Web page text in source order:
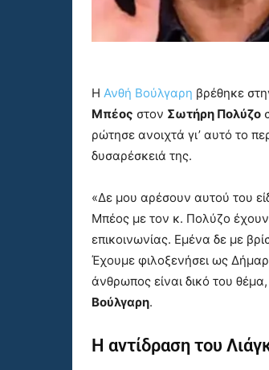
Η Ανθή Βούλγαρη βρέθηκε
Μπέος στον Σωτήρη Πολύζο
ρώτησε ανοιχτά γι’ αυτό το
δυσαρέσκειά της.
«Δε μου αρέσουν αυτού του
Μπέος με τον κ. Πολύζο έχουν
επικοινωνίας. Εμένα δε με
Έχουμε φιλοξενήσει ως
άνθρωπος είναι δικό του
Βούλγαρη.
Η αντίδραση του